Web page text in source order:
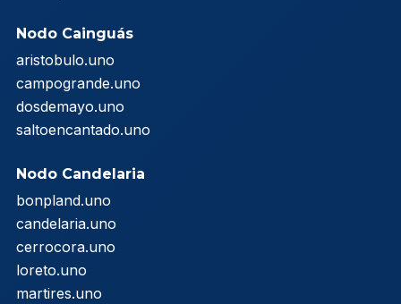
Nodo Cainguás
aristobulo.uno
campogrande.uno
dosdemayo.uno
saltoencantado.uno
Nodo Candelaria
bonpland.uno
candelaria.uno
cerrocora.uno
loreto.uno
martires.uno